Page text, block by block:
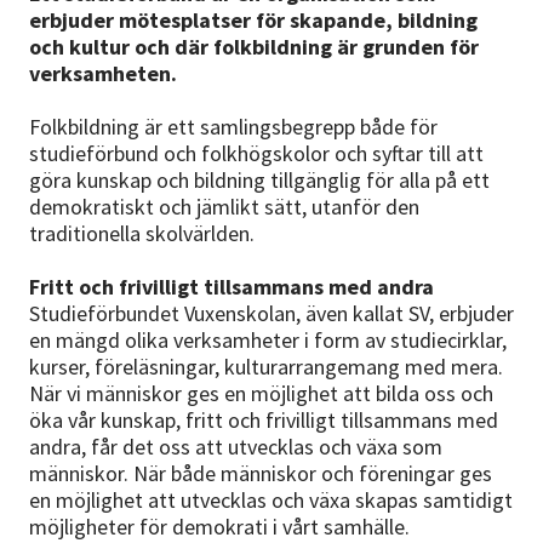
erbjuder mötesplatser för skapande, bildning
och kultur och där folkbildning är grunden för
verksamheten.
Folkbildning är ett samlingsbegrepp både för
studieförbund och folkhögskolor och syftar till att
göra kunskap och bildning tillgänglig för alla på ett
demokratiskt och jämlikt sätt, utanför den
traditionella skolvärlden.
Fritt och frivilligt tillsammans med andra
Studieförbundet Vuxenskolan, även kallat SV, erbjuder
en mängd olika verksamheter i form av studiecirklar,
kurser, föreläsningar, kulturarrangemang med mera.
När vi människor ges en möjlighet att bilda oss och
öka vår kunskap, fritt och frivilligt tillsammans med
andra, får det oss att utvecklas och växa som
människor. När både människor och föreningar ges
en möjlighet att utvecklas och växa skapas samtidigt
möjligheter för demokrati i vårt samhälle.